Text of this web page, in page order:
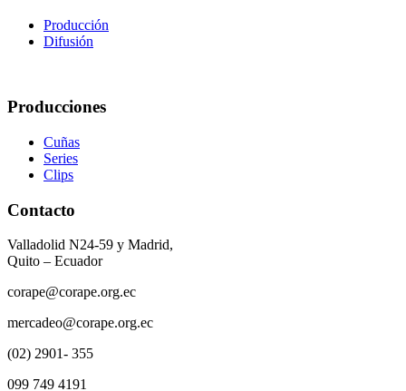
Producción
Difusión
Producciones
Cuñas
Series
Clips
Contacto
Valladolid N24-59 y Madrid,
Quito – Ecuador
corape@corape.org.ec
mercadeo@corape.org.ec
(02) 2901- 355
099 749 4191